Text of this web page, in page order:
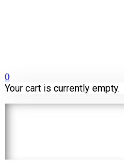
0
Your cart is currently empty.